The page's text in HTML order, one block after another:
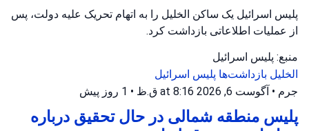
پلیس اسرائیل یک ساکن الخلیل را به اتهام تحریک علیه دولت، پس
از عملیات اطلاعاتی بازداشت کرد.
منبع: پلیس اسرائیل
الخلیل بازداشت‌ها پلیس اسرائیل
جرم • آگوست 6, 2026 at 8:16 ق.ظ • 1 روز پیش
پلیس منطقه شمالی در حال تحقیق درباره